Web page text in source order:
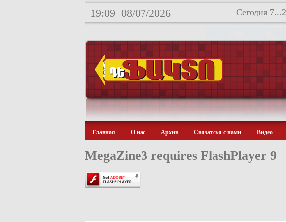
19:09 08/07/2026 Сегодня 7...2
Главная О нас Архив Связатсья с нами Видео
MegaZine3 requires FlashPlayer 9